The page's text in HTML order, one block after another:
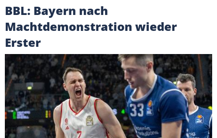
BBL: Bayern nach
Machtdemonstration wieder
Erster